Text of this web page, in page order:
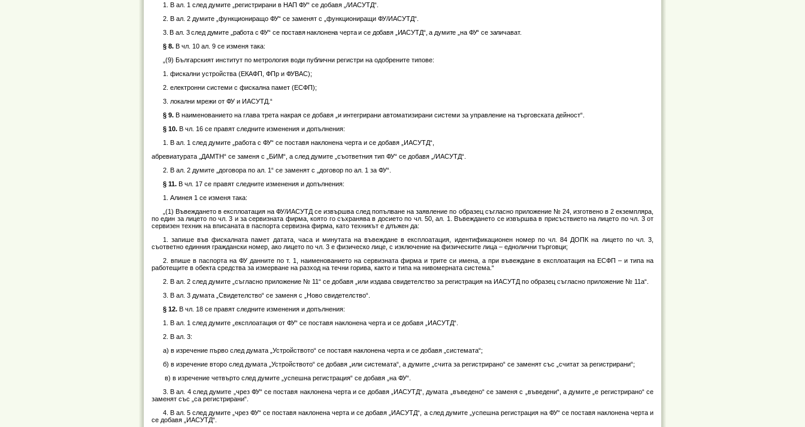
1. В ал. 1 след думите „регистрирани в НАП ФУ“ се добавя „/ИАСУТД“.
2. В ал. 2 думите „функциониращо ФУ“ се заменят с „функциониращи ФУ/ИАСУТД“.
3. В ал. 3 след думите „работа с ФУ“ се поставя наклонена черта и се добавя „ИАСУТД“, а думите „на ФУ“ се заличават.
§ 8. В чл. 10 ал. 9 се изменя така:
„(9) Българският институт по метрология води публични регистри на одобрените типове:
1. фискални устройства (ЕКАФП, ФПр и ФУВАС);
2. електронни системи с фискална памет (ЕСФП);
3. локални мрежи от ФУ и ИАСУТД.“
§ 9. В наименованието на глава трета накрая се добавя „и интегрирани автоматизирани системи за управление на търговската дейност“.
§ 10. В чл. 16 се правят следните изменения и допълнения:
1. В ал. 1 след думите „работа с ФУ“ се поставя наклонена черта и се добавя „ИАСУТД“,
абревиатурата „ДАМТН“ се заменя с „БИМ“, а след думите „съответния тип ФУ“ се добавя „/ИАСУТД“.
2. В ал. 2 думите „договора по ал. 1“ се заменят с „договор по ал. 1 за ФУ“.
§ 11. В чл. 17 се правят следните изменения и допълнения:
1. Алинея 1 се изменя така:
„(1) Въвеждането в експлоатация на ФУ/ИАСУТД се извършва след попълване на заявление по образец съгласно приложение № 24, изготвено в 2 екземпляра,
по един за лицето по чл. 3 и за сервизната фирма, която го съхранява в досието по чл. 50, ал. 1. Въвеждането се извършва в присъствието на лицето по чл. 3 от
сервизен техник на вписаната в паспорта сервизна фирма, като техникът е длъжен да:
1. запише във фискалната памет датата, часа и минутата на въвеждане в експлоатация, идентификационен номер по чл. 84 ДОПК на лицето по чл. 3,
съответно единния граждански номер, ако лицето по чл. 3 е физическо лице, с изключение на физическите лица – еднолични търговци;
2. впише в паспорта на ФУ данните по т. 1, наименованието на сервизната фирма и трите си имена, а при въвеждане в експлоатация на ЕСФП – и типа на
работещите в обекта средства за измерване на разход на течни горива, както и типа на нивомерната система.“
2. В ал. 2 след думите „съгласно приложение № 11“ се добавя „или издава свидетелство за регистрация на ИАСУТД по образец съгласно приложение № 11а“.
3. В ал. 3 думата „Свидетелство“ се заменя с „Ново свидетелство“.
§ 12. В чл. 18 се правят следните изменения и допълнения:
1. В ал. 1 след думите „експлоатация от ФУ“ се поставя наклонена черта и се добавя „ИАСУТД“.
2. В ал. 3:
а) в изречение първо след думата „Устройството“ се поставя наклонена черта и се добавя „системата“;
б) в изречение второ след думата „Устройството“ се добавя „или системата“, а думите „счита за регистрирано“ се заменят със „считат за регистрирани“;
в) в изречение четвърто след думите „успешна регистрация“ се добавя „на ФУ“.
3. В ал. 4 след думите „чрез ФУ“ се поставя наклонена черта и се добавя „ИАСУТД“, думата „въведено“ се заменя с „въведени“, а думите „е регистрирано“ се
заменят със „са регистрирани“.
4. В ал. 5 след думите „чрез ФУ“ се поставя наклонена черта и се добавя „ИАСУТД“, а след думите „успешна регистрация на ФУ“ се поставя наклонена черта и
се добавя „ИАСУТД“.